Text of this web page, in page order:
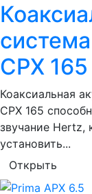
CPX
Коаксиальная
CPX 165
звучание Hertz,
установить...
Открыть